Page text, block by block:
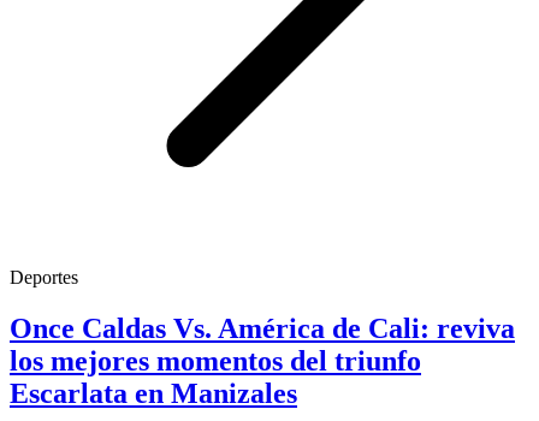
Deportes
Once Caldas Vs. América de Cali: reviva
los mejores momentos del triunfo
Escarlata en Manizales